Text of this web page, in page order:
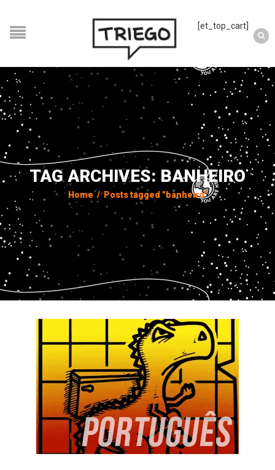
[et_top_cart]
TAG ARCHIVES: BANHEIRO
Home / Posts tagged "banheiro"